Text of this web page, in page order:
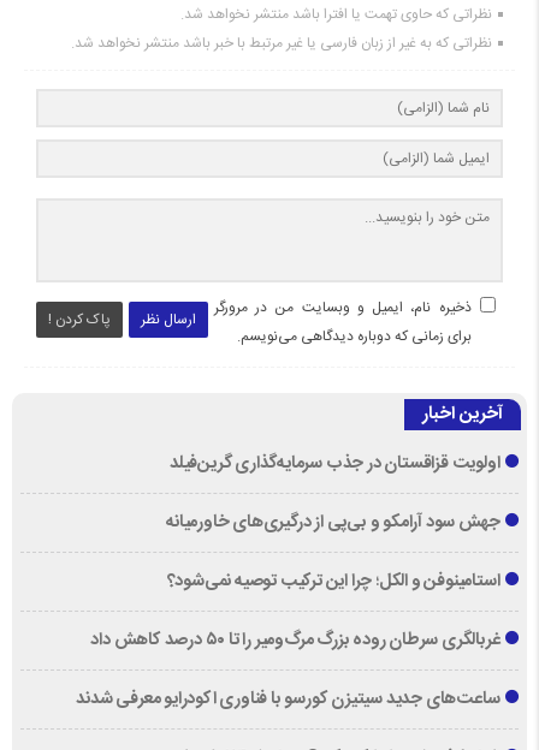
نظراتی که حاوی تهمت یا افترا باشد منتشر نخواهد شد.
نظراتی که به غیر از زبان فارسی یا غیر مرتبط با خبر باشد منتشر نخواهد شد.
ارسال نظر پاک کردن !
ذخیره نام، ایمیل و وبسایت من در مرورگر
برای زمانی که دوباره دیدگاهی می‌نویسم.
آخرین اخبار
اولویت قزاقستان در جذب سرمایه‌گذاری گرین‌فیلد
جهش سود آرامکو و بی‌پی از درگیری‌های خاورمیانه
استامینوفن و الکل؛ چرا این ترکیب توصیه نمی‌شود؟
غربالگری سرطان روده بزرگ مرگ‌ومیر را تا ۵۰ درصد کاهش داد
ساعت‌های جدید سیتیزن کورسو با فناوری اکودرایو معرفی شدند